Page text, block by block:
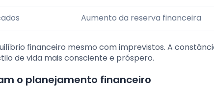
Aumento da reserva financeira
financeiro mesmo com imprevistos. A
de vida mais consciente e próspero.
o planejamento financeiro